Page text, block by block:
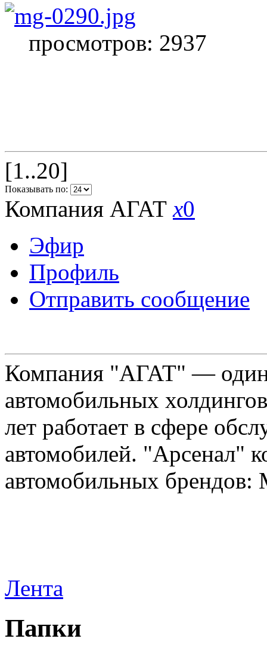
просмотров: 2937
[1..20]
Показывать по:
Компания АГАТx0
Эфир
Профиль
Отправить сообщение
Компания "АГАТ" —
автомобильных
лет работает в сфере
автомобилей. "Арсенал"
автомобильных
Лента
Папки